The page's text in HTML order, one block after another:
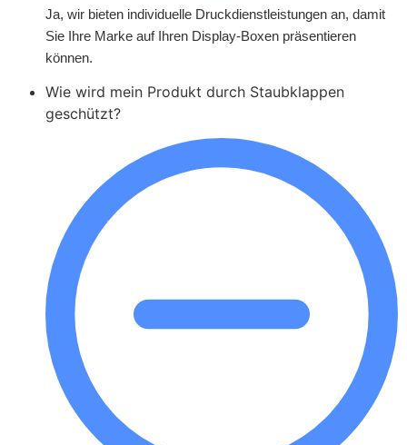
Ja, wir bieten individuelle Druckdienstleistungen an, damit
Sie Ihre Marke auf Ihren Display-Boxen präsentieren
können.
Wie wird mein Produkt durch Staubklappen
geschützt?